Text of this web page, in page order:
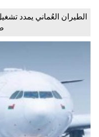
الطيران العُماني يمدد